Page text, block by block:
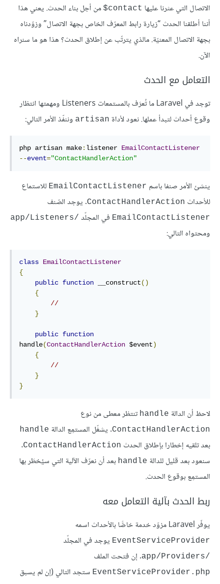
الاتصال التي عثرنا عليها contact$
من أجل بناء الحدث. يعني هذا
أننا أطلقنا الحدث “زيارة رابط المعرّف الخاص بجهة الاتصال” وزوّدناه
بجهة الاتصال المعنيّة. مالذي يترتّب عن إطلاق الحدث؟ هذا هو ما سنراه
الآن.
التعامل مع الحدث
توجد في Laravel ما تُعرَف بالمستمعات Listeners ومهمتها انتظار
وقوع أحداث لتبدأ عملها. نعود لأداة artisan وننفّذ الأمر التالي:
php artisan make: listener EmailContactListener
--event="ContactHandlerAction"
ينشئ الأمر صنفا باسم EmailContactListener للاستماع
للأحداث ContactHandlerAction. يوجد الصّنف
EmailContactListener في المجلّد /app/Listeners
ومحتواه التالي:
class EmailContactListener
{
public function __construct()
{
//
}
public function
handle(ContactHandlerAction $event)
{
//
}
}
لاحظ أن الدالة handle تنتظر معطى من نوع
ContactHandlerAction. يشغّل المستمِع الدالة handle
بعد تلقيه إخطارا بإطلاق الحدث ContactHandlerAction
.
سنعود بعد قليل للدالة handle بعد أن نعرّف الآلية التي سيُخطَر بها
المستمِع بوقوع الحدث.
ربط الحدث بآلية التعامل معه
يوفّر Laravel مزوّد خدمة خاصًّا بالأحداث اسمه
EventServiceProvider يوجد في المجلّد
/app/Providers . إن فتحت الملف
EventServiceProvider.php ستجد التالي (إن لم يسبق